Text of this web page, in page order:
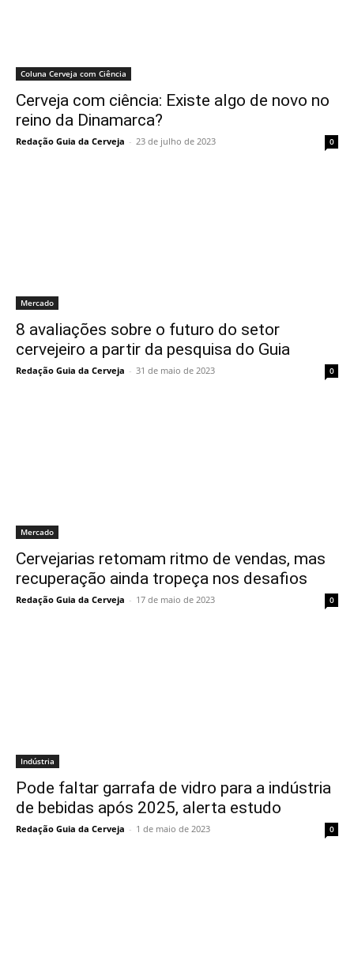
Coluna Cerveja com Ciência
Cerveja com ciência: Existe algo de novo no
reino da Dinamarca?
Redação Guia da Cerveja - 23 de julho de 2023 0
Mercado
8 avaliações sobre o futuro do setor
cervejeiro a partir da pesquisa do Guia
Redação Guia da Cerveja - 31 de maio de 2023 0
Mercado
Cervejarias retomam ritmo de vendas, mas
recuperação ainda tropeça nos desafios
Redação Guia da Cerveja - 17 de maio de 2023 0
Indústria
Pode faltar garrafa de vidro para a indústria
de bebidas após 2025, alerta estudo
Redação Guia da Cerveja - 1 de maio de 2023 0